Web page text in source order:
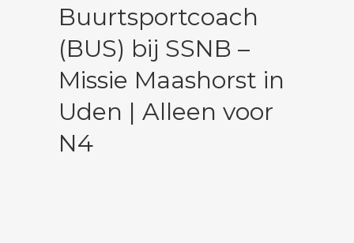
Buurtsportcoach
(BUS) bij SSNB –
Missie Maashorst in
Uden | Alleen voor
N4